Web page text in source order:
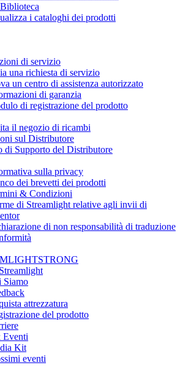
i cataloghi dei prodotti
di servizio
una richiesta di servizio
un centro di assistenza autorizzato
di garanzia
di registrazione del prodotto
il negozio di ricambi
sul Distributore
di Supporto del Distributore
sulla privacy
dei brevetti dei prodotti
& Condizioni
di Streamlight relative agli invii di
di non responsabilità di traduzione
Siamo
attrezzatura
del prodotto
Kit
eventi